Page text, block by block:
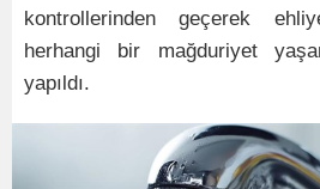
kontrollerinden geçerek
herhangi bir mağduriyet
yapıldı.